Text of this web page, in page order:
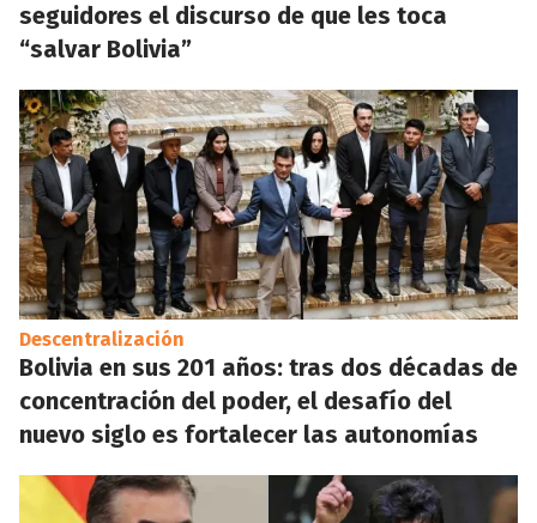
seguidores el discurso de que les toca
“salvar Bolivia”
Descentralización
Bolivia en sus 201 años: tras dos décadas de
concentración del poder, el desafío del
nuevo siglo es fortalecer las autonomías